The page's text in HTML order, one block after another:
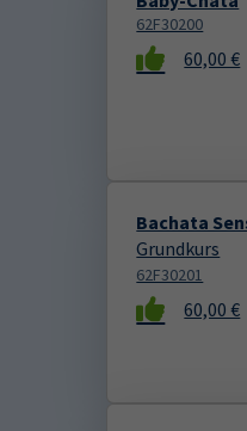
62F30200
60,00 €
Bachata
Grundkurs
62F30201
60,00 €